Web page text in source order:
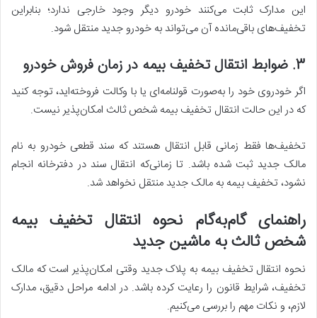
این مدارک ثابت می‌کنند خودرو دیگر وجود خارجی ندارد؛ بنابراین
تخفیف‌های باقی‌مانده آن می‌تواند به خودرو جدید منتقل شود.
3. ضوابط انتقال تخفیف بیمه در زمان فروش خودرو
اگر خودروی خود را به‌صورت قولنامه‌ای یا با وکالت فروخته‌اید، توجه کنید
که در این حالت انتقال تخفیف بیمه شخص ثالث امکان‌پذیر نیست.
تخفیف‌ها فقط زمانی قابل انتقال هستند که سند قطعی خودرو به نام
مالک جدید ثبت شده باشد. تا زمانی‌که انتقال سند در دفترخانه انجام
نشود، تخفیف بیمه به مالک جدید منتقل نخواهد شد.
راهنمای گام‌به‌گام نحوه انتقال تخفیف بیمه
شخص ثالث به ماشین جدید
نحوه انتقال تخفیف بیمه به پلاک جدید وقتی امکان‌پذیر است که مالک
تخفیف، شرایط قانون را رعایت کرده باشد. در ادامه مراحل دقیق، مدارک
لازم، و نکات مهم را بررسی می‌کنیم.